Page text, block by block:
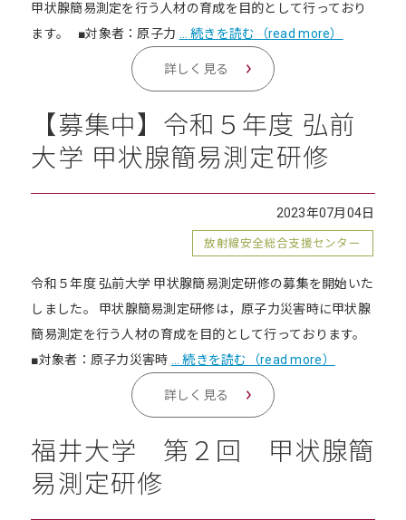
甲状腺簡易測定を行う人材の育成を目的として行っており
ます。 ■対象者：原子力
… 続きを読む（read more）
詳しく見る
【募集中】令和５年度 弘前
大学 甲状腺簡易測定研修
2023年07月04日
放射線安全総合支援センター
令和５年度 弘前大学 甲状腺簡易測定研修の募集を開始いた
しました。 甲状腺簡易測定研修は，原子力災害時に甲状腺
簡易測定を行う人材の育成を目的として行っております。
■対象者：原子力災害時
… 続きを読む（read more）
詳しく見る
福井大学 第２回 甲状腺簡
易測定研修